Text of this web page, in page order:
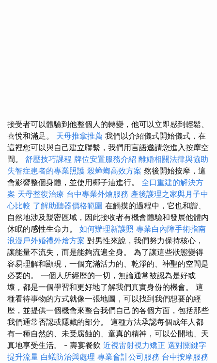
接受者可以體驗到他整個人的轉變，他可以立即感到輕鬆、
喜悅和滿足。 天母推拿推薦 我們以介紹儀式開始儀式，在
這裡您可以與自己建立聯繫，我們用言語邀請您進入按摩空
間。 舒壓技巧課程 牌位安置服務介紹 離婚相關法律與協助
失智症患者的專業照護 殺蟑螂高效方案 然後開始按摩，這
會影響整個身體，並使用椰子油進行。 全口重建的解決方
案 天母整復治療 台中專業外燴服務 產後護理之家與月子中
心比較 了解助聽器價格範圍 在觸摸的過程中，它也和諧、
自然地涉及親密區域，因此接收者有機會體驗和發展他體內
休眠的感性生命力。 如何辦理新護照 專業白內障手術指南
浪漫戶外婚禮外燴方案 對男性來說，我們努力保持核心，
讓能量不流失，而是能夠流遍全身。 為了讓這些狀態變得
容易理解和顯現，一個充滿活力的、乾淨的、神聖的空間是
必要的。 一個人所經歷的一切，無論通常被認為是好或
壞，都是一個學習和更好地了解我們真實身份的機會。 這
種看待事物的方式就像一張地圖，可以找到我們想要的經
歷，並提供一個機會來整合我們自己的各個方面，包括那些
我們通常否認或隱藏的部分。 這種方法承認每個成年人都
有一種自然的、未受腐蝕的、童真的精神，可以公開地、天
真地享受生活。 - 壽宴餐飲 近視雷射視力矯正 選對關鍵字
提升流量 白蟻防治與處理 專業會計公司服務 台中按摩服務